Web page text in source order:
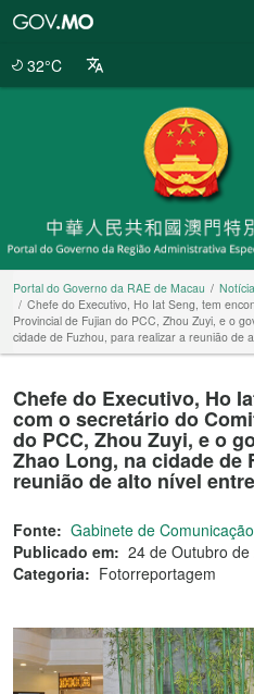
32°C
Portal do Governo da RAE de Macau
Chefe do Executivo, Ho Iat Seng, tem
Provincial de Fujian do PCC, Zhou Zuyi, e o
cidade de Fuzhou, para realizar a reunião de
Chefe do Executivo, Ho
com o secretário do
do PCC, Zhou Zuyi, e o
Zhao Long, na cidade de
reunião de alto nível
Fonte: Gabinete de
Publicado em: 24 de Outubro
Categoria: Fotorreportagem